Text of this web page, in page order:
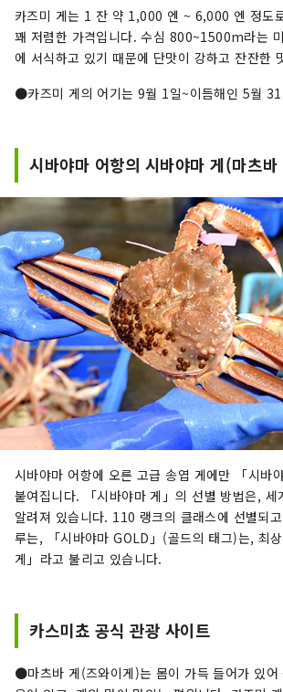
카즈미 게는 1 잔 약 1,000 엔 ~ 6,000 엔 정도
꽤 저렴한 가격입니다. 수심 800~1500m라는
에 서식하고 있기 때문에 단맛이 강하고 잔잔한
●카즈미 게의 어기는 9월 1일~이듬해인 5월 31
시바야마 어항의 시바야마 게(마츠
시바야마 어항에 오른 고급 송엽 게에만 「시바
붙여집니다. 「시바야마 게」의 선별 방법은, 세
알려져 있습니다. 110 랭크의 클래스에 선별되
루는, 「시바야마 GOLD」(골드의 태그)는, 최
게」라고 불리고 있습니다.
카스미쵸 공식 관광 사이트
●마츠바 게(즈와이게)는 몸이 가득 들어가 있어